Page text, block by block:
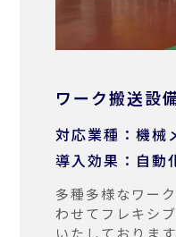
ワーク搬送設
対応業種：機械
導入効果：自動
多種多様なワー
わせてフレキシ
いたしております